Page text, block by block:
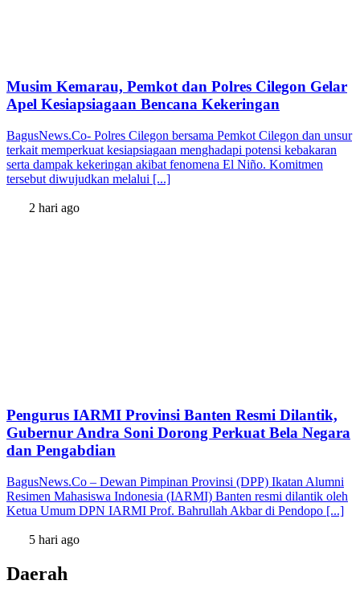
Musim Kemarau, Pemkot dan Polres Cilegon Gelar
Apel Kesiapsiagaan Bencana Kekeringan
BagusNews.Co- Polres Cilegon bersama Pemkot Cilegon dan unsur
terkait memperkuat kesiapsiagaan menghadapi potensi kebakaran
serta dampak kekeringan akibat fenomena El Niño. Komitmen
tersebut diwujudkan melalui [...]
2 hari ago
Pengurus IARMI Provinsi Banten Resmi Dilantik,
Gubernur Andra Soni Dorong Perkuat Bela Negara
dan Pengabdian
BagusNews.Co – Dewan Pimpinan Provinsi (DPP) Ikatan Alumni
Resimen Mahasiswa Indonesia (IARMI) Banten resmi dilantik oleh
Ketua Umum DPN IARMI Prof. Bahrullah Akbar di Pendopo [...]
5 hari ago
Daerah